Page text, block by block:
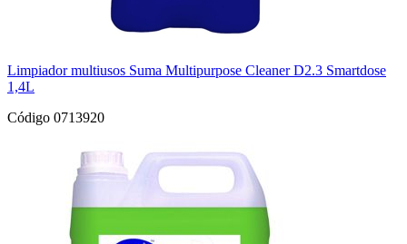
Limpiador multiusos Suma Multipurpose Cleaner D2.3 Smartdose
1,4L
Código 0713920